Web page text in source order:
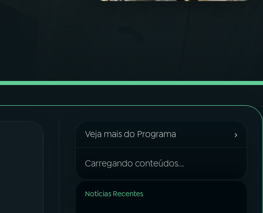
Veja mais do Programa ›
Carregando conteúdos...
Notícias Recentes